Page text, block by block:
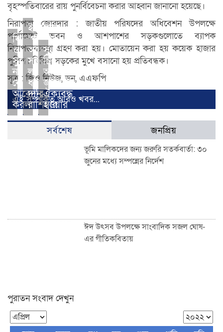
বৃহস্পতিবারের রায় পুনর্বিবেচনা করার আহ্বান জানানো হয়েছে।
নিরাপত্তা জোরদার : জাতীয় পরিষদের অধিবেশন উপলক্ষে
পার্লামেন্ট ভবন ও আশপাশের সড়কগুলোতে ব্যাপক
নিরাপত্তাব্যবস্থা গ্রহণ করা হয়। মোতায়েন করা হয় কয়েক হাজার
পুলিশ। বিভিন্ন সড়কের মুখে বসানো হয় প্রতিবন্ধক।
সূত্র : জিও নিউজ, ডন, এএফপি
এই সম্পর্কিত আরও খবর...
ফিনল্যান্ড
ও
সুইডেন
ন্যাটোতে
যোগদানের
আবেদন
করল
ইউক্রেনে
‘পশ্চিমা
অস্ত্রের
সরবরাহ
লাইন’
ধ্বংসের
দাবি
রাশিয়ার
সু
চির
আহ্বান
জনতাকে
ঐক্যবদ্ধ
হওয়ার
সর্বশেষ জনপ্রিয়
ভূমি মালিকদের জন্য জরুরি সতর্কবার্তা: ৩০
জুনের মধ্যে সম্পন্নের নির্দেশ
ঈদ উৎসব উপলক্ষে সাংবাদিক সজল ঘোষ-
এর গীতিকবিতায়
ফিতরের বিশাল জামাত অনুষ্ঠিত: হাজারো
মুসল্লির ঢল
পুরাতন সংবাদ দেখুন